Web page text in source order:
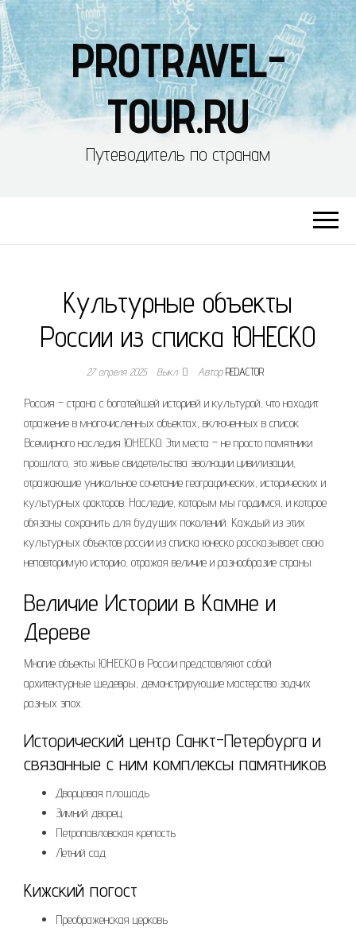
PROTRAVEL-
TOUR.RU
Путеводитель по странам
Культурные объекты
России из списка ЮНЕСКО
27 апреля 2025 Выкл. АвторREDACTOR
Россия – страна с богатейшей историей и культурой, что находит
отражение в многочисленных объектах, включенных в список
Всемирного наследия ЮНЕСКО. Эти места – не просто памятники
прошлого, это живые свидетельства эволюции цивилизации,
отражающие уникальное сочетание географических, исторических и
культурных факторов. Наследие, которым мы гордимся, и которое
обязаны сохранить для будущих поколений. Каждый из этих
культурных объектов россии из списка юнеско рассказывает свою
неповторимую историю, отражая величие и разнообразие страны.
Величие Истории в Камне и
Дереве
Многие объекты ЮНЕСКО в России представляют собой
архитектурные шедевры, демонстрирующие мастерство зодчих
разных эпох.
Исторический центр Санкт-Петербурга и
связанные с ним комплексы памятников
Дворцовая площадь
Зимний дворец
Петропавловская крепость
Летний сад
Кижский погост
Преображенская церковь